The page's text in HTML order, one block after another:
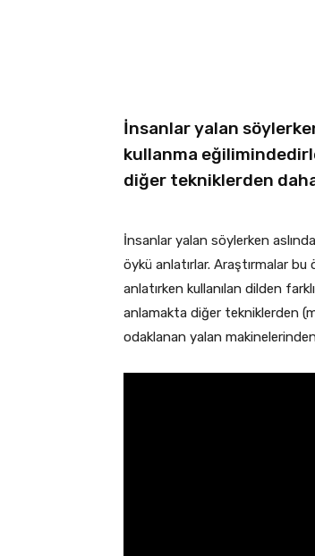
İnsanlar yalan
kullanma
diğer tekniklerden
İnsanlar yalan söylerken
öykü anlatırlar. Araştırmalar
anlatırken kullanılan dilden
anlamakta diğer tekniklerden
odaklanan yalan